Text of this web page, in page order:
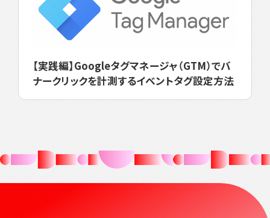
【実践編】Googleタグマネージャ（GTM）でバ
ナークリックを計測するイベントタグ設定方法